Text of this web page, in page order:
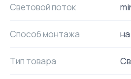
Световой поток
Способ монтажа
Тип товара